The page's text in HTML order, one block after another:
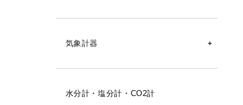
気象計器
風向風速計
水分計・塩分計・CO2計